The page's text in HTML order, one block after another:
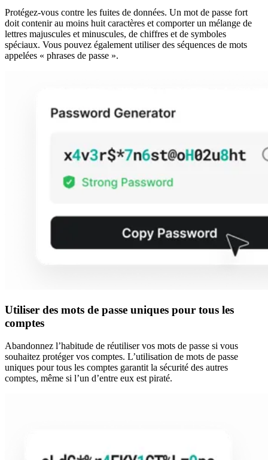
Protégez-vous contre les fuites de données. Un mot de passe fort
doit contenir au moins huit caractères et comporter un mélange de
lettres majuscules et minuscules, de chiffres et de symboles
spéciaux. Vous pouvez également utiliser des séquences de mots
appelées « phrases de passe ».
Utiliser des mots de passe uniques pour tous les
comptes
Abandonnez l’habitude de réutiliser vos mots de passe si vous
souhaitez protéger vos comptes. L’utilisation de mots de passe
uniques pour tous les comptes garantit la sécurité des autres
comptes, même si l’un d’entre eux est piraté.